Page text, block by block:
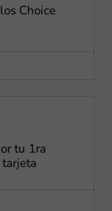
Choice
tu 1ra